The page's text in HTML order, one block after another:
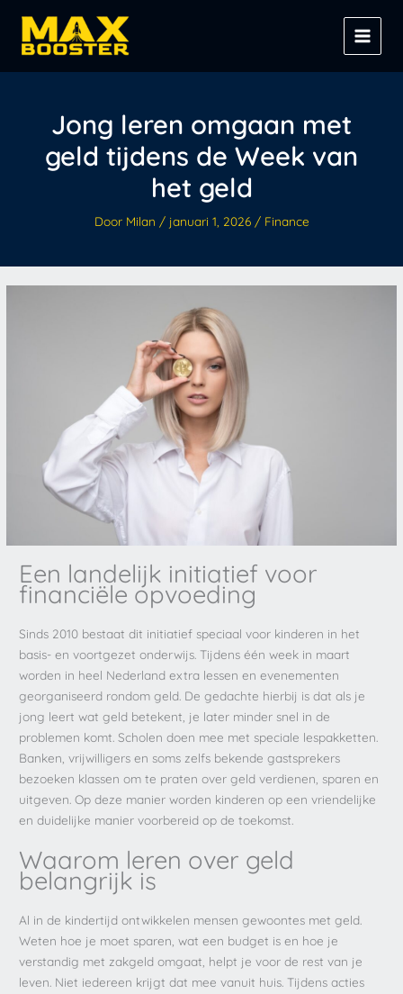
inhoud
Jong leren omgaan met
geld tijdens de Week van
het geld
Door Milan / januari 1, 2026 / Finance
Een landelijk initiatief voor
financiële opvoeding
Sinds 2010 bestaat dit initiatief speciaal voor kinderen in het
basis- en voortgezet onderwijs. Tijdens één week in maart
worden in heel Nederland extra lessen en evenementen
georganiseerd rondom geld. De gedachte hierbij is dat als je
jong leert wat geld betekent, je later minder snel in de
problemen komt. Scholen doen mee met speciale lespakketten.
Banken, vrijwilligers en soms zelfs bekende gastsprekers
bezoeken klassen om te praten over geld verdienen, sparen en
uitgeven. Op deze manier worden kinderen op een vriendelijke
en duidelijke manier voorbereid op de toekomst.
Waarom leren over geld
belangrijk is
Al in de kindertijd ontwikkelen mensen gewoontes met geld.
Weten hoe je moet sparen, wat een budget is en hoe je
verstandig met zakgeld omgaat, helpt je voor de rest van je
leven. Niet iedereen krijgt dat mee vanuit huis. Tijdens acties
Z
o